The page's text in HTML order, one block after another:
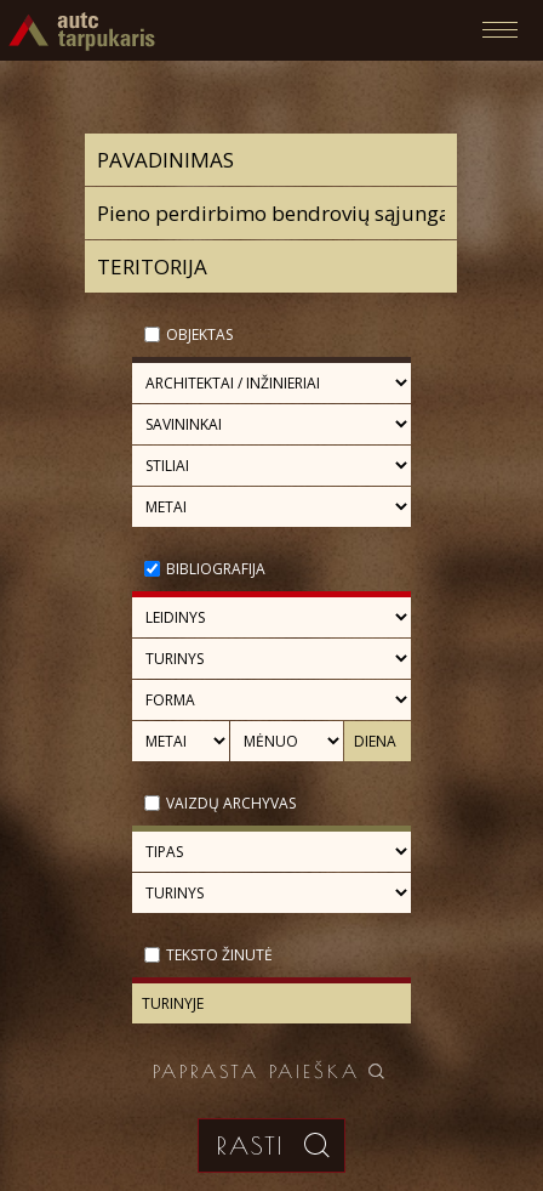
OBJEKTAS
BIBLIOGRAFIJA
VAIZDŲ ARCHYVAS
TEKSTO ŽINUTĖ
PAPRASTA PAIEŠKA